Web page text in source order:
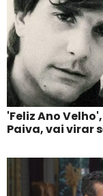
'Feliz Ano
Paiva, vai virar